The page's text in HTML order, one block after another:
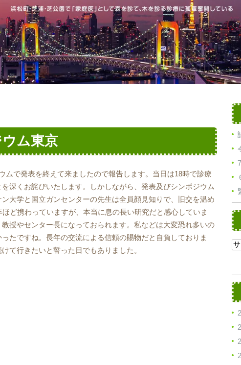
ム東京
ムで発表を終えて来ましたので報告します。当日は18時で診療
深くお詫びいたします。しかしながら、発表及びシンポジウム
大学と国立ガンセンターの先生は全員顔見知りで、旧交を温め
ど携わっていますが、本当に息の長い研究だと感心していま
授やセンター長になっておられます。私などは大変恐れ多いの
たですね。長年の交流による信頼の賜物だと自負しておりま
て行きたいと誓った日でもありました。